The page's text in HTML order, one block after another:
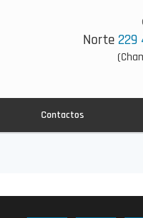
Norte229
Contactos